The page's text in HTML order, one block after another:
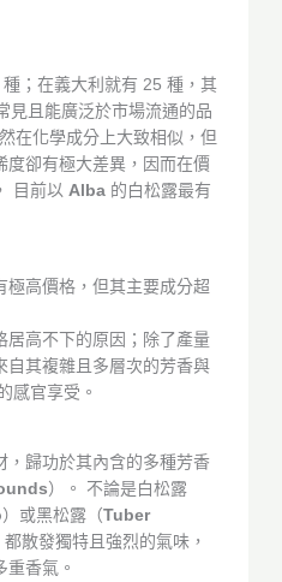
；在義大利就有 25 種，其
見且能廣泛於市場流通的品
在化學成分上大致相似，但
度卻有極大差異，因而在價
目前以 Alba的白松露最有
極高價格，但其主要成分超
居高不下的原因；除了產量
自其複雜且多層次的芳香與
感官享受。
，歸功於其內含的多種芳香
）。 不論是白松露
）或黑松露（Tuber
都散發獨特且強烈的氣味，
香氣。